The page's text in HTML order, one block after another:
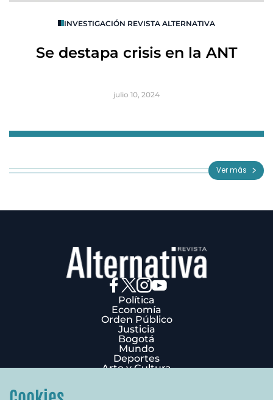
INVESTIGACIÓN REVISTA ALTERNATIVA
Se destapa crisis en la ANT
julio 10, 2024
3
Ver más
Política
Economía
Orden Público
Justicia
Bogotá
Mundo
Deportes
Arte y Cultura